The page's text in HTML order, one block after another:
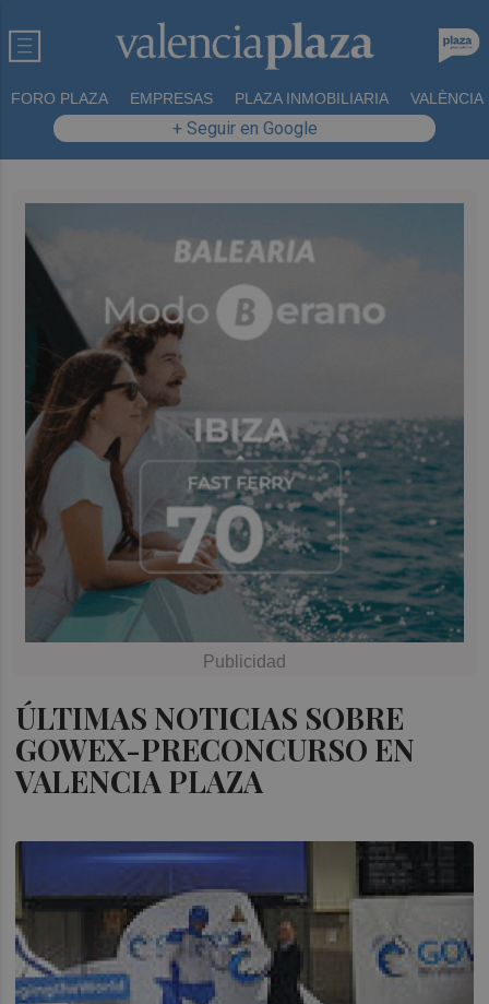
FORO PLAZA EMPRESAS PLAZA INMOBILIARIA VALÈNCIA
+ Seguir en Google
ÚLTIMAS NOTICIAS SOBRE
GOWEX-PRECONCURSO EN
VALENCIA PLAZA